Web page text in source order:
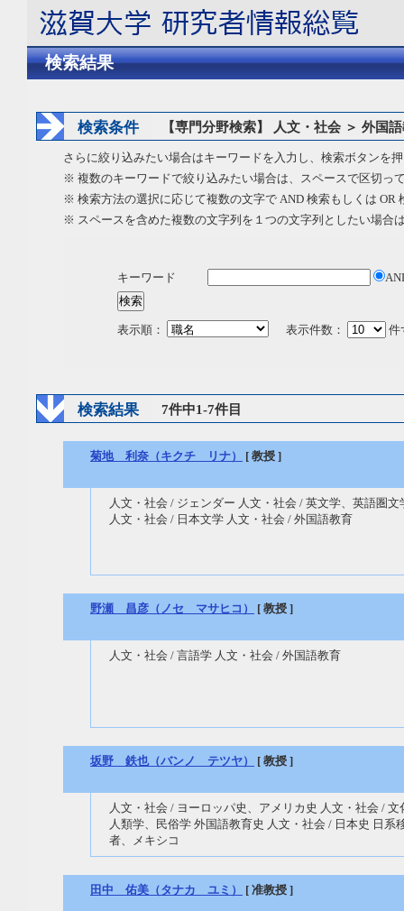
検索結果
検索条件 【専門分野検索】 人文・社会 ＞ 外国
さらに絞り込みたい場合はキーワードを入力し、検索ボタンを
※ 複数のキーワードで絞り込みたい場合は、スペースで区切っ
※ 検索方法の選択に応じて複数の文字で AND 検索もしくは OR
※ スペースを含めた複数の文字列を１つの文字列としたい場合
キーワード
表示順： 表示件数： 件
検索結果 7件中1-7件目
菊地 利奈（キクチ リナ） [ 教授 ]
人文・社会 / ジェンダー 人文・社会 / 英文学、英語圏文
人文・社会 / 日本文学 人文・社会 / 外国語教育
野瀬 昌彦（ノセ マサヒコ） [ 教授 ]
人文・社会 / 言語学 人文・社会 / 外国語教育
坂野 鉄也（バンノ テツヤ） [ 教授 ]
人文・社会 / ヨーロッパ史、アメリカ史 人文・社会 / 文
人類学、民俗学 外国語教育史 人文・社会 / 日本史 日系
者、メキシコ
田中 佑美（タナカ ユミ） [ 准教授 ]